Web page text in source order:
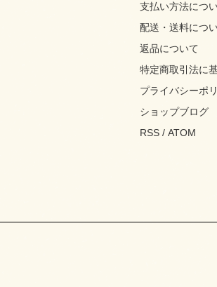
支払い方法につ
配送・送料につ
返品について
特定商取引法に
プライバシーポ
ショップブログ
RSS / ATOM